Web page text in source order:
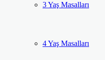
3 Yaş Masalları
4 Yaş Masalları